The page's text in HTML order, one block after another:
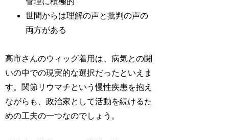
世間からは理解の声と批判の声の
両方がある
高市さんのウィッグ着用は、病気との闘
いの中での現実的な選択だったといえま
す。関節リウマチという慢性疾患を抱え
ながらも、政治家として活動を続けるた
めの工夫の一つなのでしょう。